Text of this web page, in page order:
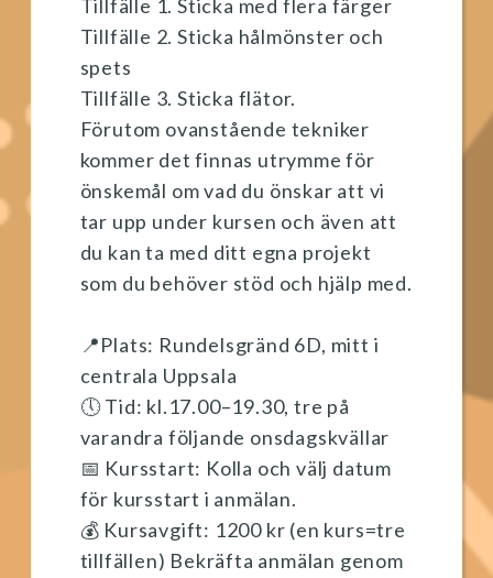
Tillfälle 1. Sticka med flera färger
Tillfälle 2. Sticka hålmönster och
spets
Tillfälle 3. Sticka flätor.
Förutom ovanstående tekniker
kommer det finnas utrymme för
önskemål om vad du önskar att vi
tar upp under kursen och även att
du kan ta med ditt egna projekt
som du behöver stöd och hjälp med.
📍Plats: Rundelsgränd 6D, mitt i
centrala Uppsala
🕔 Tid: kl.17.00–19.30, tre på
varandra följande onsdagskvällar
📅 Kursstart: Kolla och välj datum
för kursstart i anmälan.
💰 Kursavgift: 1200 kr (en kurs=tre
tillfällen) Bekräfta anmälan genom